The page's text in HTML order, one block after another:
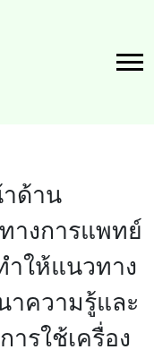
ด้าน
างการแพทย์
ำให้แนวทาง
าความรู้และ
ารใช้เครื่อง